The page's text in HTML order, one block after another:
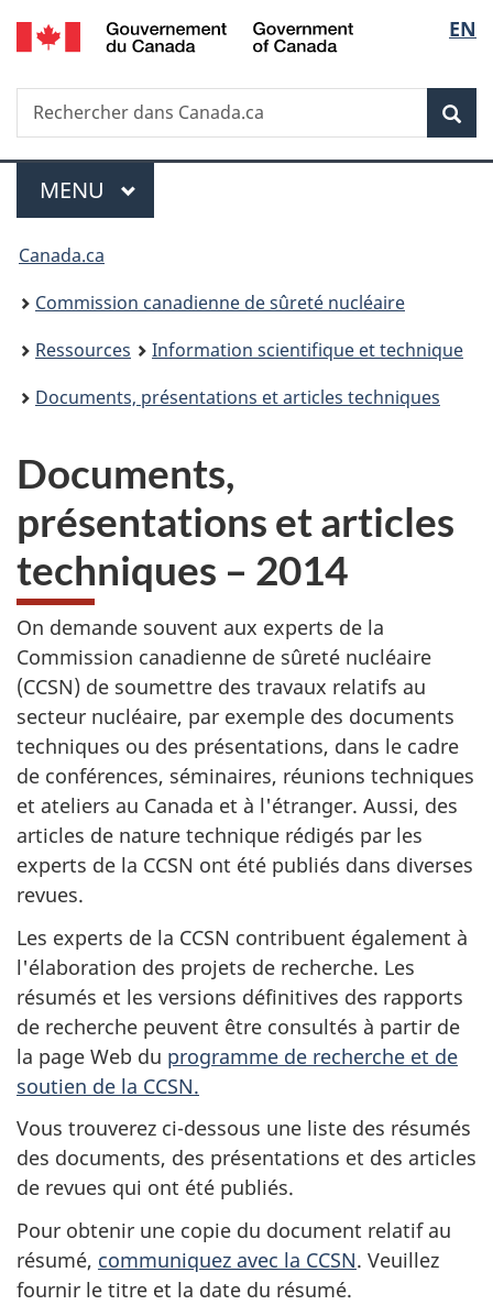
Passer
au
principal
de
la
EN
Recherche
Rechercher
dans
Menu
MENU PRINCIPAL
Vous
êtes
ici
Canada.ca
Commission canadienne de sûreté nucléaire
Ressources
Information scientifique et technique
Documents, présentations et articles techniques
Documents,
présentations et articles
techniques – 2014
On demande souvent aux experts de la
Commission canadienne de sûreté nucléaire
(CCSN) de soumettre des travaux relatifs au
secteur nucléaire, par exemple des documents
techniques ou des présentations, dans le cadre
de conférences, séminaires, réunions techniques
et ateliers au Canada et à l'étranger. Aussi, des
articles de nature technique rédigés par les
experts de la CCSN ont été publiés dans diverses
revues.
Les experts de la CCSN contribuent également à
l'élaboration des projets de recherche. Les
résumés et les versions définitives des rapports
de recherche peuvent être consultés à partir de
la page Web du programme de recherche et de
soutien de la CCSN.
Vous trouverez ci-dessous une liste des résumés
des documents, des présentations et des articles
de revues qui ont été publiés.
Pour obtenir une copie du document relatif au
résumé, communiquez avec la CCSN. Veuillez
fournir le titre et la date du résumé.